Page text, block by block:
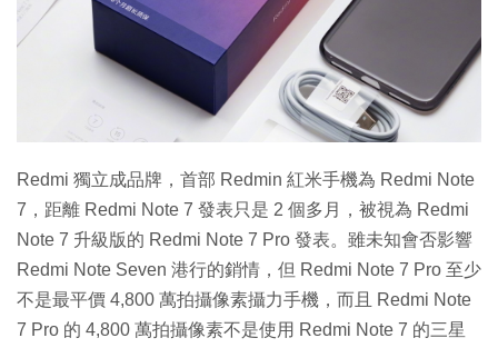
Redmi 獨立成品牌，首部 Redmin 紅米手機為 Redmi Note
7，距離 Redmi Note 7 發表只是 2 個多月，被視為 Redmi
Note 7 升級版的 Redmi Note 7 Pro 發表。雖未知會否影響
Redmi Note Seven 港行的銷情，但 Redmi Note 7 Pro 至少
不是最平價 4,800 萬拍攝像素攝力手機，而且 Redmi Note
7 Pro 的 4,800 萬拍攝像素不是使用 Redmi Note 7 的三星